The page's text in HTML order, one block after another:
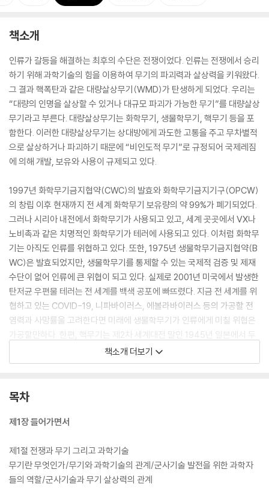
책소개
인류가 갈등을 해결하는 최후의 수단은 전쟁이었다. 인류는 전쟁에서 승리
하기 위해 과학기술의 힘을 이용하여 무기의 파괴력과 살상력을 키워왔다.
그 결과 핵폭탄과 같은 대량살상무기(WMD)가 탄생하게 되었다. 우리는
“대량의 인명을 살상할 수 있거나 대규모 파괴가 가능한 무기”를 대량살상
무기라고 부른다. 대량살상무기는 화학무기, 생물학무기, 핵무기 등을 포
함한다. 이러한 대량살상무기는 상대방에게 과도한 고통을 주고 무차별적
으로 살상하거나 파괴하기 때문에 “비인도적 무기”로 규정되어 국제레짐
에 의해 개발, 보유와 사용이 규제되고 있다.
1997년 화학무기금지협약(CWC)의 발효와 화학무기금지기구(OPCW)
의 창립 이후 현재까지 전 세계 화학무기 보유량의 약 99%가 폐기되었다.
그러나 시리아 내전에서 화학무기가 사용되고 있고, 세계 곳곳에서 VX나
노비촉과 같은 치명적인 화학무기가 테러에 사용되고 있다. 이처럼 화학무
기는 아직도 인류를 위협하고 있다. 또한, 1975년 생물학무기금지협약(B
WC)은 발효되었지만, 생물학무기를 통제할 수 있는 국제적 검증 및 제재
수단이 없어 인류에 큰 위협이 되고 있다. 실제로 2001년 미국에서 발생한
탄저균 우편물 테러는 전 세계를 백색 공포에 빠뜨렸다. 지금 전 세계를 위
협하고 있는 COVID-19, 니파바이러스, 에볼라바이러스 등의 가공할 전
염력과 사망률을 고려한다면 미래에 생물학무기가 인류에게 미칠 위협은
가공할만하다. 한편, 핵무기는 제2차 세계대전 말인 1945년 일본에서 두
차례 사용된 이후 전쟁에서 실제로 사용된 적은 없다. 그러나 우리는 약 2
천 번의 핵실험을 통해 점점 더 강력해지는 핵무기의 위력을 실제로 경험
무기의 확산을 막지 못하고 있다.
이 책은 이러한 화학무기, 생물학무기, 핵무기, 방사능무기와 같은 대량살
심을 가진 사람이든 상관없이 읽어볼 수 있도록 쉽고 간명하게 기술되어
있다. 그러나 이 책을 읽었다고 당장 대량살상무기 전문가가 될 수는 없다.
다만, 이 책을 통해 일반인은 대량살상무기를 쉽게 이해할 수 있고, 관련 업
책소개 더보기
목차
제1장 들어가면서
제1절 전쟁과 무기 그리고 과학기술
무기란 무엇인가/무기와 과학기술의 관계/군사기술 발전을 위한 과학자
들의 역할/군사기술과 무기 살상력의 관계